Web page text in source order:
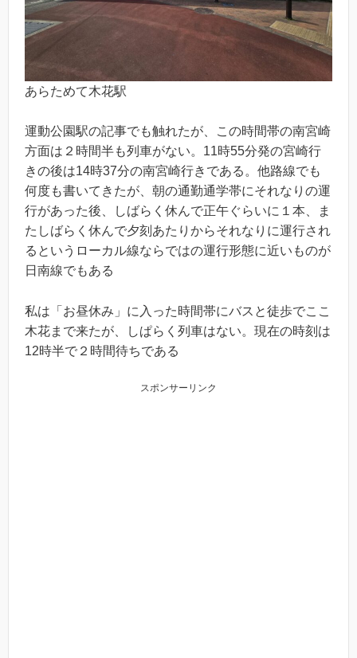
あらためて木花駅
運動公園駅の記事でも触れたが、この時間帯の南宮崎
方面は２時間半も列車がない。11時55分発の宮崎行
きの後は14時37分の南宮崎行きである。他路線でも
何度も書いてきたが、朝の通勤通学帯にそれなりの運
行があった後、しばらく休んで正午ぐらいに１本、ま
たしばらく休んで夕刻あたりからそれなりに運行され
るというローカル線ならではの運行形態に近いものが
日南線でもある
私は「お昼休み」に入った時間帯にバスと徒歩でここ
木花まで来たが、しぱらく列車はない。現在の時刻は
12時半で２時間待ちである
スポンサーリンク